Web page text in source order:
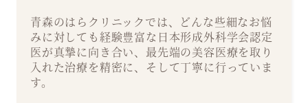
青森のはらクリニックでは、どんな些細なお悩
みに対しても経験豊富な日本形成外科学会認定
医が真摯に向き合い、最先端の美容医療を取り
入れた治療を精密に、そして丁寧に行っていま
す。